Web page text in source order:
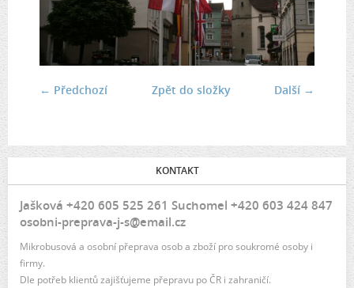
← Předchozí Další →
Zpět do složky
KONTAKT
Jašková +420 605 525 261 Suchomel +420 603 424 847
osobni-preprava-j-s@email.cz
Mikrobusová a osobní přeprava osob a zboží pro soukromé osoby i
firmy.
Dle potřeb klientů zajišťujeme přepravu po ČR i zahraničí.